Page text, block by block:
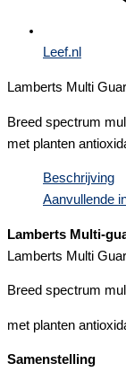
Leef.nl
Lamberts Multi
Breed spectrum
met planten
Beschrijving
Aanvullende
Lamberts Multi-
Lamberts Multi
Breed spectrum
met planten
Samenstelling